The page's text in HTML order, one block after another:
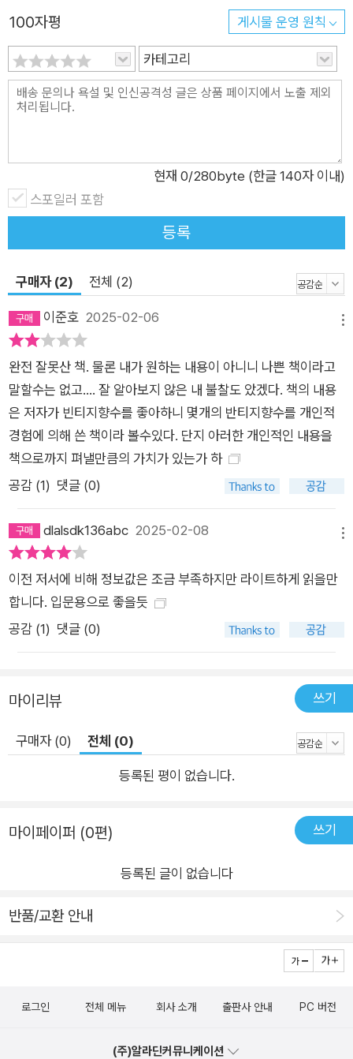
이 아닌 여성이 선택하는 취향이 되었다는 설명까지 흥미로운 이
야기들이 이어진다. 특히 저자의 향에 대한 묘사는 실제로 향을
맡는 것처럼 생생하다. "베르가못으로 시작하여 정말로 부케처럼
은방울꽃, 오렌지 블로섬, 라일락, 자스민, 장미, 바이올렛 등 여
러 꽃들의 향연이 펼쳐집니다. 어떨 때는 라일락과 장미, 어떨 때
드러냈다 사라지고, 종래에는 다 섞이며 명료하게 무엇이라고 지
칭하기 어려운 추상적인 꽃 향이 됩니다. 잔향마저도 플로럴한 느
낌에 약간의 오크모스와 부드러운 바닐라 향이 섞여 끝납니다. 아
름답고 로맨틱한, 꽃다발에 얼굴을 묻는 것 같은 향이에요." - 우
빈티지 향수뿐 아니라 문화와 기술, 여성 인권의 발전 과정에 대
한 사료라는 사실을 깨닫게 된다. 저자가 수집한 빈티지 향수 47
종의 사진과 과거의 시대상을 보여주는 향수 광고 포스터로도 소
장 가치가 충분한 책이다.
100자평 게시물 운영 원칙
카테고리
현재 0/280byte (한글 140자 이내)
스포일러 포함
등록
구매자 (2) 전체 (2)
이준호 2025-02-06
완전 잘못산 책. 물론 내가 원하는 내용이 아니니 나쁜 책이라고
말할수는 없고.... 잘 알아보지 않은 내 불찰도 았겠다. 책의 내용
은 저자가 빈티지향수를 좋아하니 몇개의 반티지향수를 개인적
경험에 의해 쓴 책이라 볼수있다. 단지 아러한 개인적인 내용을
책으로까지 펴낼만큼의 가치가 있는가 하
공감 (1) 댓글 (0)
dlalsdk136abc 2025-02-08
이전 저서에 비해 정보값은 조금 부족하지만 라이트하게 읽을만
합니다. 입문용으로 좋을듯
공감 (1) 댓글 (0)
마이리뷰 쓰기
구매자 (0) 전체 (0)
등록된 평이 없습니다.
마이페이퍼 (0편) 쓰기
등록된 글이 없습니다
반품/교환 안내
로그인 전체 메뉴 회사 소개 출판사 안내 PC 버전
(주)알라딘커뮤니케이션